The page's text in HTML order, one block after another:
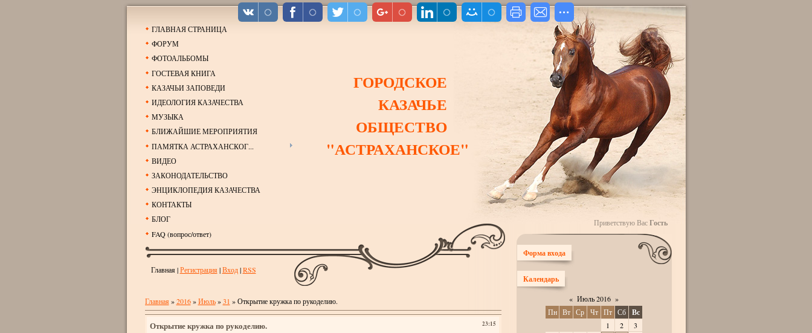
ГЛАВНАЯ СТРАНИЦА
ФОРУМ
ФОТОАЛЬБОМЫ
ГОСТЕВАЯ КНИГА
КАЗАЧЬИ ЗАПОВЕДИ
ИДЕОЛОГИЯ КАЗАЧЕСТВА
МУЗЫКА
БЛИЖАЙШИЕ МЕРОПРИЯТИЯ
ПАМЯТКА АСТРАХАНСКОГ...
ВИДЕО
ЗАКОНОДАТЕЛЬСТВО
ЭНЦИКЛОПЕДИЯ КАЗАЧЕСТВА
КОНТАКТЫ
БЛОГ
FAQ (вопрос/ответ)
ГОРОДСКОЕ
КАЗАЧЬЕ
ОБЩЕСТВО
"АСТРАХАНСКОЕ"
Главная|Регистрация |Вход|RSS
Главная »2016 » Июль » 31 » Открытие кружка по рукоделию.
23:15
Открытие кружка по рукоделию.
Приветствую Вас Гость
Форма входа
Календарь
« Июль 2016 »
Пн Вт Ср Чт Пт Сб Вс
1 2
3